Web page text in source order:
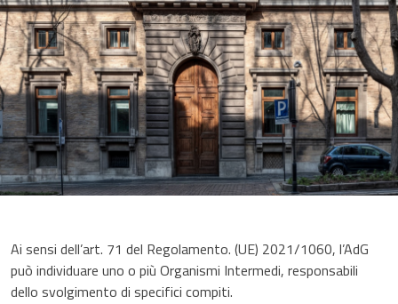
Ai sensi dell’art. 71 del Regolamento. (UE) 2021/1060, l’AdG
può individuare uno o più Organismi Intermedi, responsabili
dello svolgimento di specifici compiti.